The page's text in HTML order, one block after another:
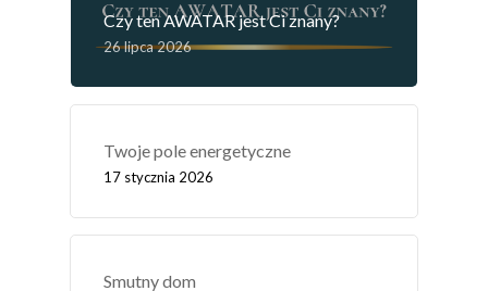
Czy ten AWATAR jest Ci znany?
26 lipca 2026
Twoje pole energetyczne
17 stycznia 2026
Smutny dom